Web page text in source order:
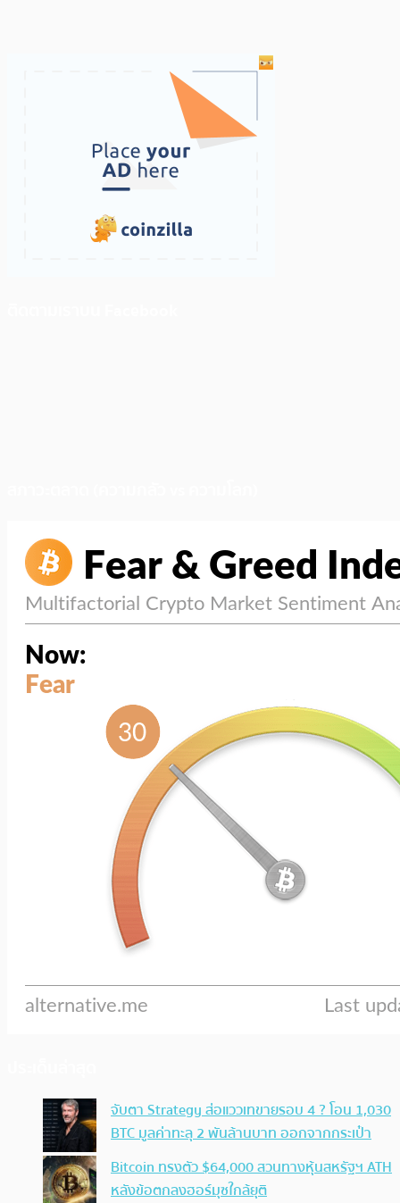
จับตา Strategy ส่อแววเทขายรอบ 4 ? โอน 1,030
BTC มูลค่าทะลุ 2 พันล้านบาท ออกจากกระเป๋า
Bitcoin ทรงตัว $64,000 สวนทางหุ้นสหรัฐฯ ATH
หลังข้อตกลงฮอร์มุซใกล้ยุติ